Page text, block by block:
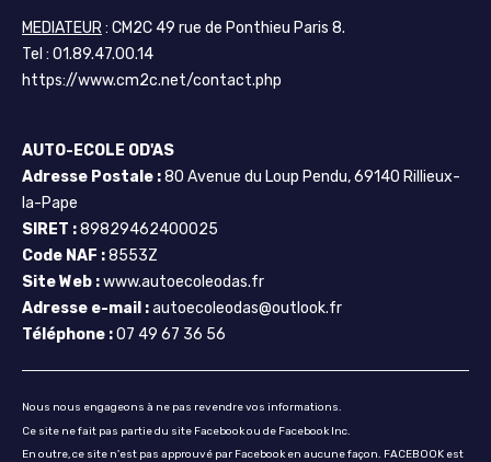
MEDIATEUR: CM2C 49 rue de Ponthieu Paris 8.
Tel : 01.89.47.00.14
https://www.cm2c.net/contact.php
AUTO-ECOLE OD'AS
Adresse Postale :80 Avenue du Loup Pendu, 69140 Rillieux-
la-Pape
SIRET :89829462400025
Code NAF :8553Z
Site Web :www.autoecoleodas.fr
Adresse e-mail :autoecoleodas@outlook.fr
Téléphone :07 49 67 36 56
Nous nous engageons à ne pas revendre vos informations.
Ce site ne fait pas partie du site Facebook ou de Facebook Inc.
En outre, ce site n'est pas approuvé par Facebook en aucune façon. FACEBOOK est